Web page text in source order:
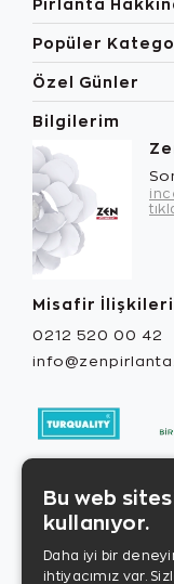
Pırlanta
Popüler
Özel Günler
Bilgilerim
Misafir İlişkileri
0212 520 00 42
Bu web
kullanıyor.
Daha iyi bir
ihtiyacımız var.